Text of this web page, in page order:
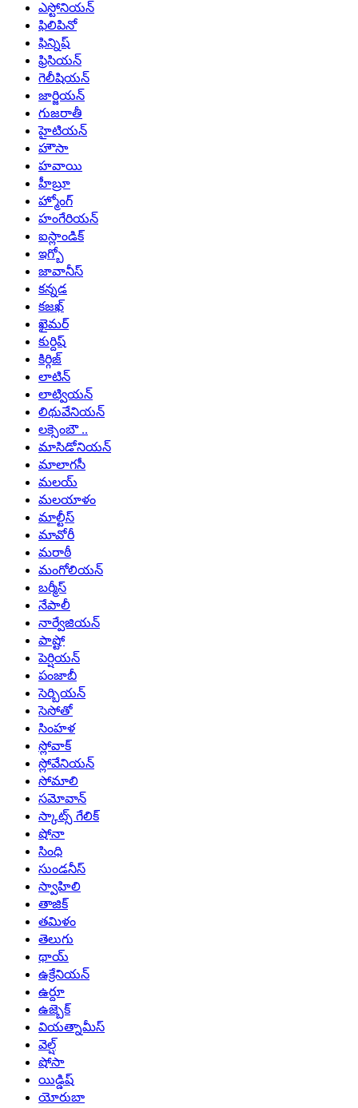
ఎస్టోనియన్
ఫిలిపినో
ఫిన్నిష్
ఫ్రిసియన్
గెలీషియన్
జార్జియన్
గుజరాతీ
హైటియన్
హౌసా
హవాయి
హీబ్రూ
హ్మోంగ్
హంగేరియన్
ఐస్లాండిక్
ఇగ్బో
జావానీస్
కన్నడ
కజఖ్
ఖైమర్
కుర్దిష్
కిర్గిజ్
లాటిన్
లాట్వియన్
లిథువేనియన్
లక్సెంబౌ ..
మాసిడోనియన్
మాలాగసీ
మలయ్
మలయాళం
మాల్టీస్
మావోరీ
మరాఠీ
మంగోలియన్
బర్మీస్
నేపాలీ
నార్వేజియన్
పాష్టో
పెర్షియన్
పంజాబీ
సెర్బియన్
సెసోతో
సింహళ
స్లోవాక్
స్లోవేనియన్
సోమాలి
సమోవాన్
స్కాట్స్ గేలిక్
షోనా
సింధి
సుండనీస్
స్వాహిలి
తాజిక్
తమిళం
తెలుగు
థాయ్
ఉక్రేనియన్
ఉర్దూ
ఉజ్బెక్
వియత్నామీస్
వెల్ష్
షోసా
యిడ్డిష్
యోరుబా